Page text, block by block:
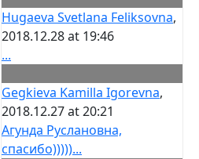
Hugaeva Svetlana Feliksovna,
2018.12.28 at 19:46
...
Gegkieva Kamilla Igorevna,
2018.12.27 at 20:21
Агунда Руслановна,
спасибо)))))...